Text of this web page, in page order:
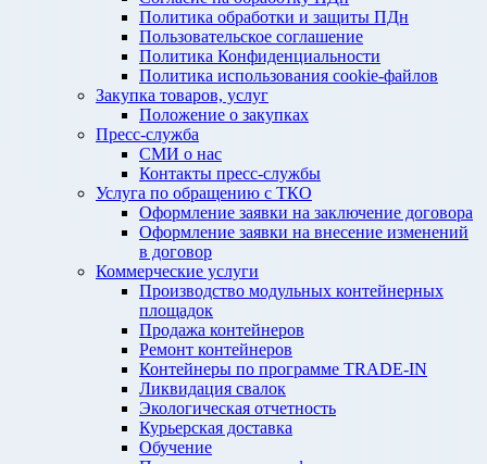
Политика обработки и защиты ПДн
Пользовательское соглашение
Политика Конфиденциальности
Политика использования cookie-файлов
Закупка товаров, услуг
Положение о закупках
Пресс-служба
СМИ о нас
Контакты пресс-службы
Услуга по обращению с ТКО
Оформление заявки на заключение договора
Оформление заявки на внесение изменений
в договор
Коммерческие услуги
Производство модульных контейнерных
площадок
Продажа контейнеров
Ремонт контейнеров
Контейнеры по программе TRADE-IN
Ликвидация свалок
Экологическая отчетность
Курьерская доставка
Обучение